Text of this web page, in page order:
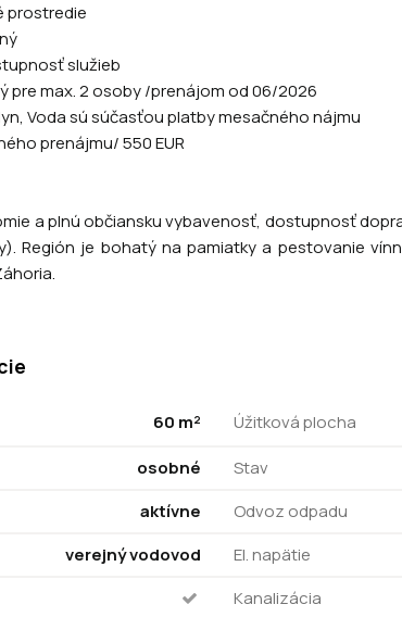
prostredie
služieb
pre max. 2 osoby /prenájom od 06/2026
Voda sú súčasťou platby mesačného nájmu
prenájmu/ 550 EUR
a plnú občiansku vybavenosť, dostupnosť
Región je bohatý na pamiatky a pestovanie
60 m² Úžitková plocha
osobné Stav
aktívne
Odvoz odpadu
verejný vodovod El. napätie
Kanalizácia